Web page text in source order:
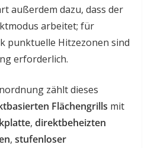
außerdem dazu, dass der
arbeitet; für
punktuelle Hitzezonen sind
erforderlich.
zählt dieses
Flächengrills mit
, direktbeheizten
, stufenloser